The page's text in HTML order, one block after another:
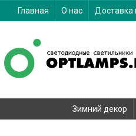
Главная О нас Доставка
Зимний декор